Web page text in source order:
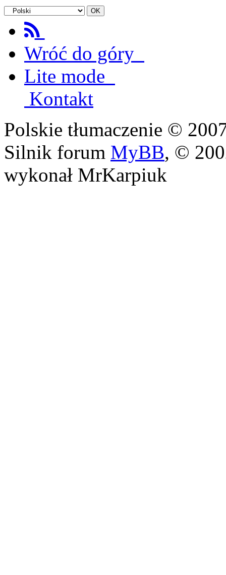
Wróć do góry
Lite mode
Kontakt
Polskie tłumaczenie ©
Silnik forum MyBB, ©
wykonał MrKarpiuk